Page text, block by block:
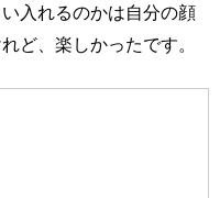
入れるのかは自分の顔
ど、楽しかったです。